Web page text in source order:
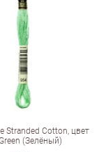
Stranded Cotton, цвет
(Зелёный)